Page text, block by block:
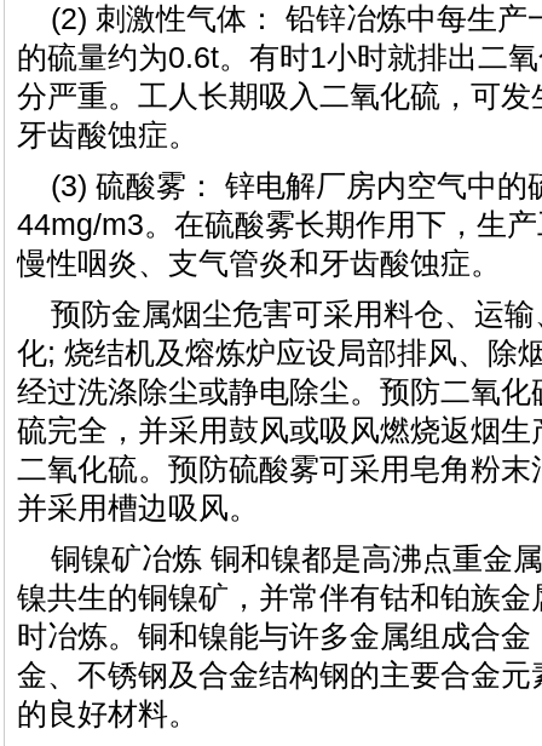
(2) 刺激性气体： 铅锌冶炼中每生产
的硫量约为0.6t。有时1小时就排出二
分严重。工人长期吸入二氧化硫，可
牙齿酸蚀症。
(3) 硫酸雾： 锌电解厂房内空气中的
44mg/m3。在硫酸雾长期作用下，生
慢性咽炎、支气管炎和牙齿酸蚀症。
预防金属烟尘危害可采用料仓、运
化; 烧结机及熔炼炉应设局部排风、除
经过洗涤除尘或静电除尘。预防二氧
硫完全，并采用鼓风或吸风燃烧返烟
二氧化硫。预防硫酸雾可采用皂角粉
并采用槽边吸风。
铜镍矿冶炼 铜和镍都是高沸点重金
镍共生的铜镍矿，并常伴有钴和铂族
时冶炼。铜和镍能与许多金属组成合
金、不锈钢及合金结构钢的主要合金
的良好材料。